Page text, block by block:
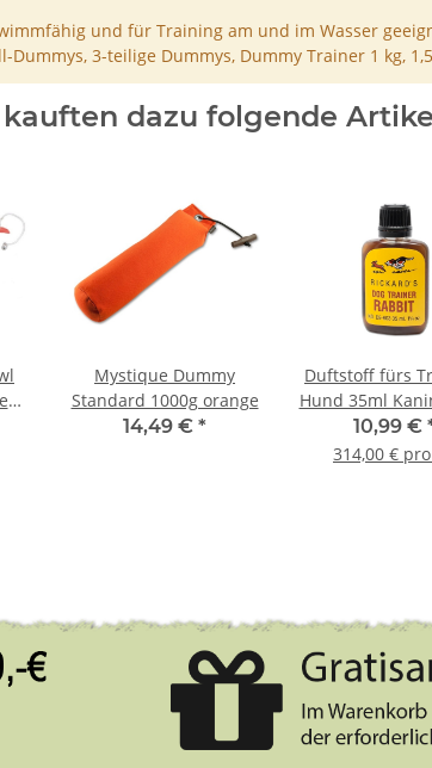
und für Training am und im Wasser
Dummys, 3-teilige Dummys, Dummy Trainer 1 kg,
dazu folgende
Mystique Dummy
Standard 1000g orange
14,49 € *
Duftstoff fürs
Hund 35ml
Rabbit
10,99 €
314,00 €